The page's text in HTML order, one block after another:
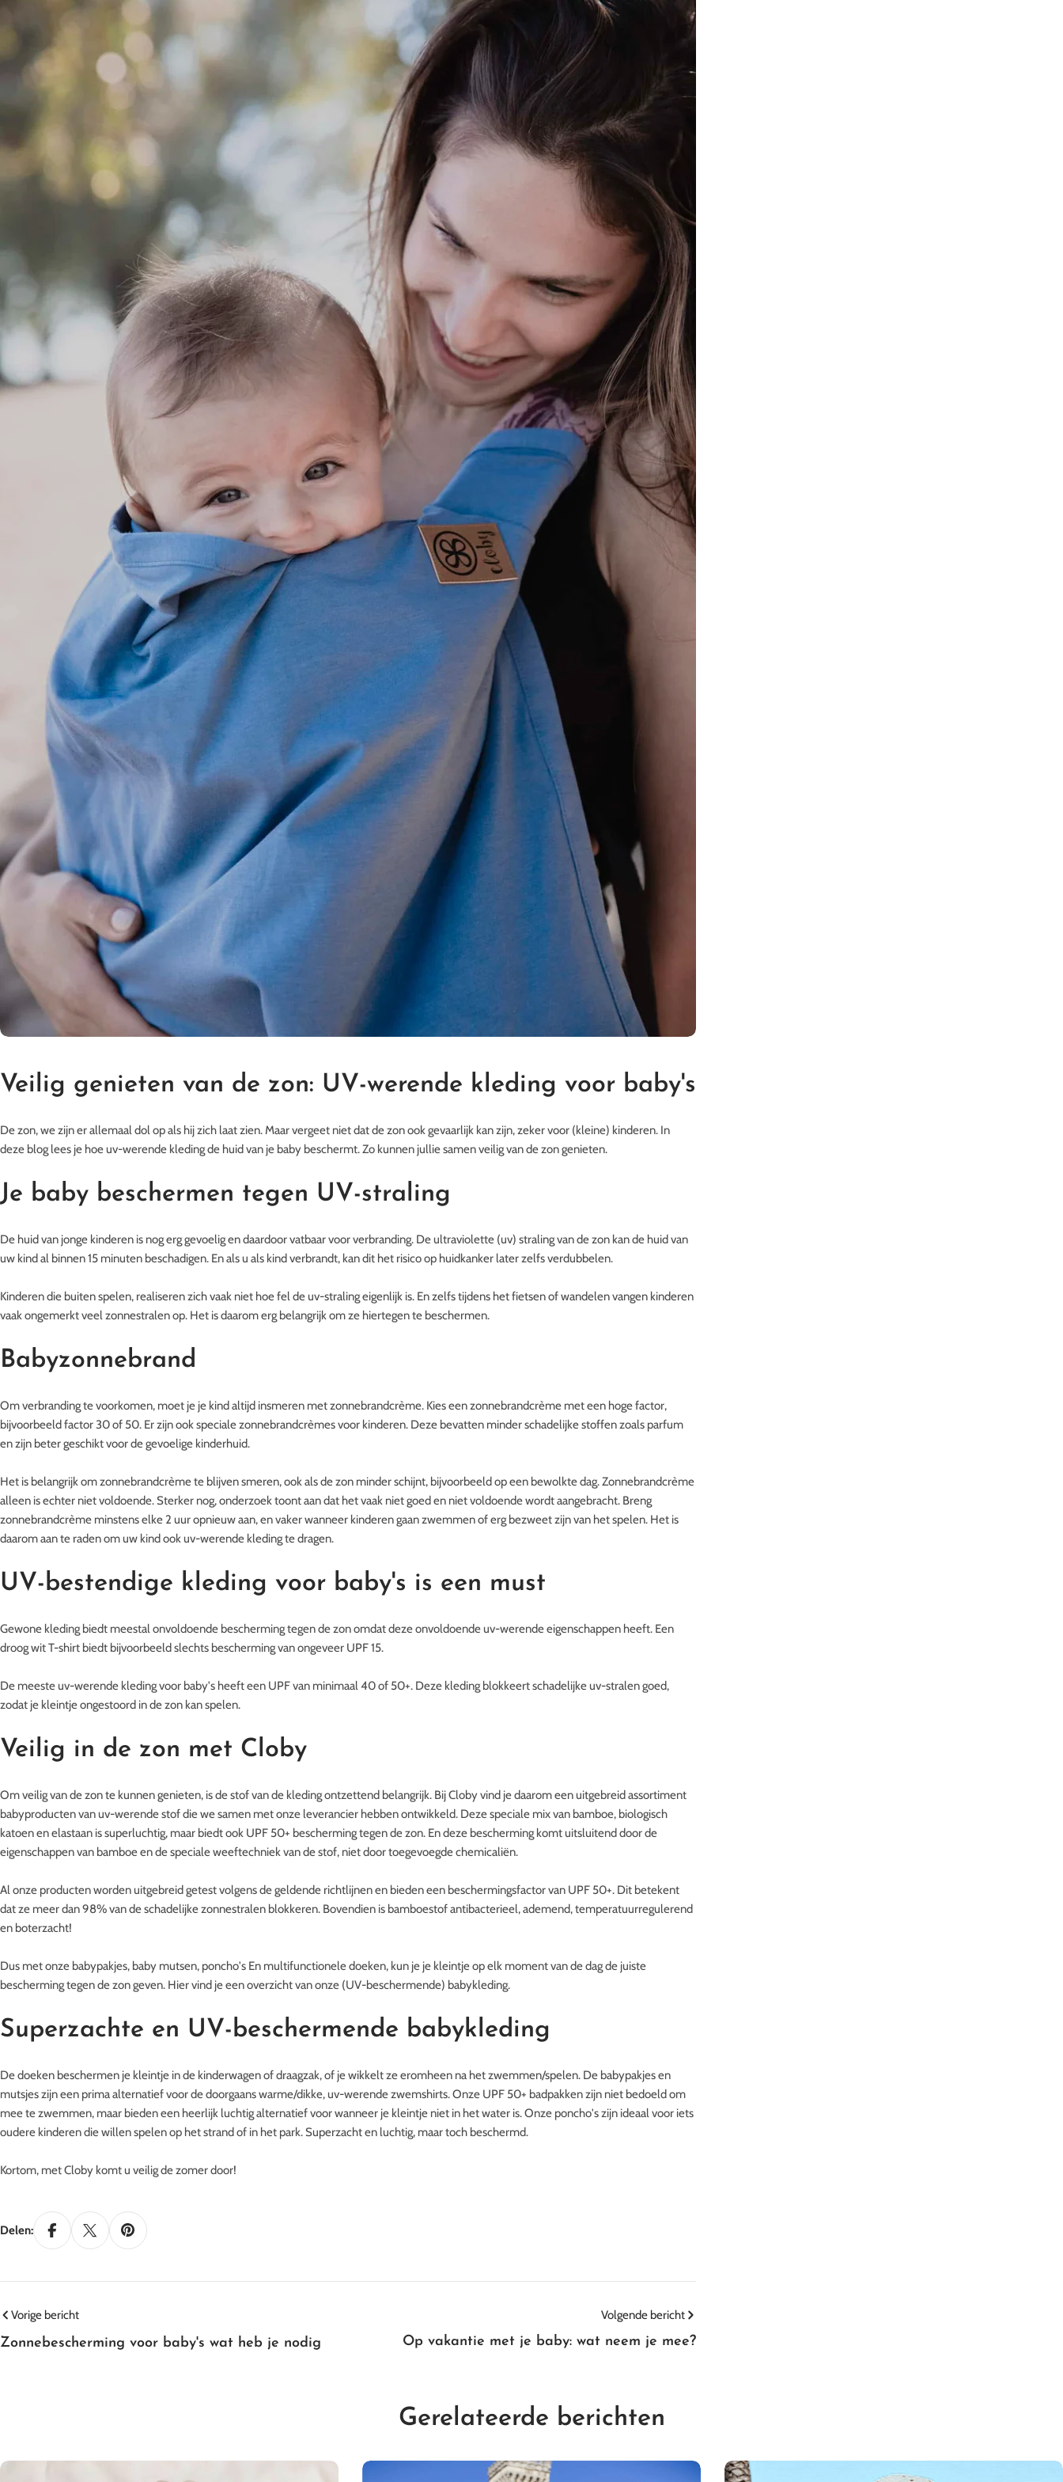
Veilig genieten van de zon: UV-werende kleding voor baby's
De zon, we zijn er allemaal dol op als hij zich laat zien. Maar vergeet niet dat de zon ook gevaarlijk kan zijn, zeker voor (kleine) kinderen. In
deze blog lees je hoe uv-werende kleding de huid van je baby beschermt. Zo kunnen jullie samen veilig van de zon genieten.
Je baby beschermen tegen UV-straling
De huid van jonge kinderen is nog erg gevoelig en daardoor vatbaar voor verbranding. De ultraviolette (uv) straling van de zon kan de huid van
uw kind al binnen 15 minuten beschadigen. En als u als kind verbrandt, kan dit het risico op huidkanker later zelfs verdubbelen.
Kinderen die buiten spelen, realiseren zich vaak niet hoe fel de uv-straling eigenlijk is. En zelfs tijdens het fietsen of wandelen vangen kinderen
vaak ongemerkt veel zonnestralen op. Het is daarom erg belangrijk om ze hiertegen te beschermen.
Babyzonnebrand
Om verbranding te voorkomen, moet je je kind altijd insmeren met zonnebrandcrème. Kies een zonnebrandcrème met een hoge factor,
bijvoorbeeld factor 30 of 50. Er zijn ook speciale zonnebrandcrèmes voor kinderen. Deze bevatten minder schadelijke stoffen zoals parfum
en zijn beter geschikt voor de gevoelige kinderhuid.
Het is belangrijk om zonnebrandcrème te blijven smeren, ook als de zon minder schijnt, bijvoorbeeld op een bewolkte dag. Zonnebrandcrème
alleen is echter niet voldoende. Sterker nog, onderzoek toont aan dat het vaak niet goed en niet voldoende wordt aangebracht. Breng
zonnebrandcrème minstens elke 2 uur opnieuw aan, en vaker wanneer kinderen gaan zwemmen of erg bezweet zijn van het spelen. Het is
daarom aan te raden om uw kind ook uv-werende kleding te dragen.
UV-bestendige kleding voor baby's is een must
Gewone kleding biedt meestal onvoldoende bescherming tegen de zon omdat deze onvoldoende uv-werende eigenschappen heeft. Een
droog wit T-shirt biedt bijvoorbeeld slechts bescherming van ongeveer UPF 15.
De meeste uv-werende kleding voor baby's heeft een UPF van minimaal 40 of 50+. Deze kleding blokkeert schadelijke uv-stralen goed,
zodat je kleintje ongestoord in de zon kan spelen.
Veilig in de zon met Cloby
Om veilig van de zon te kunnen genieten, is de stof van de kleding ontzettend belangrijk. Bij Cloby vind je daarom een uitgebreid assortiment
babyproducten van uv-werende stof die we samen met onze leverancier hebben ontwikkeld. Deze speciale mix van bamboe, biologisch
katoen en elastaan is superluchtig, maar biedt ook UPF 50+ bescherming tegen de zon. En deze bescherming komt uitsluitend door de
eigenschappen van bamboe en de speciale weeftechniek van de stof, niet door toegevoegde chemicaliën.
Al onze producten worden uitgebreid getest volgens de geldende richtlijnen en bieden een beschermingsfactor van UPF 50+. Dit betekent
dat ze meer dan 98% van de schadelijke zonnestralen blokkeren. Bovendien is bamboestof antibacterieel, ademend, temperatuurregulerend
en boterzacht!
Dus met onze babypakjes, baby mutsen, poncho's En multifunctionele doeken, kun je je kleintje op elk moment van de dag de juiste
bescherming tegen de zon geven. Hier vind je eenoverzicht van onze (UV-beschermende) babykleding.
Superzachte en UV-beschermende babykleding
De doeken beschermen je kleintje in de kinderwagen of draagzak, of je wikkelt ze eromheen na het zwemmen/spelen. De babypakjes en
mutsjes zijn een prima alternatief voor de doorgaans warme/dikke, uv-werende zwemshirts. Onze UPF 50+ badpakken zijn niet bedoeld om
mee te zwemmen, maar bieden een heerlijk luchtig alternatief voor wanneer je kleintje niet in het water is. Onze poncho's zijn ideaal voor iets
oudere kinderen die willen spelen op het strand of in het park. Superzacht en luchtig, maar toch beschermd.
Kortom, met Cloby komt u veilig de zomer door!
Delen:
Vorige bericht
Zonnebescherming voor baby's wat heb je nodig
Volgende bericht
Op vakantie met je baby: wat neem je mee?
Gerelateerde berichten